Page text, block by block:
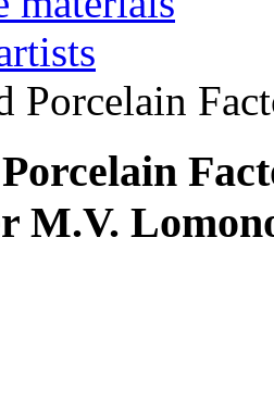
Porcelain
M.V.